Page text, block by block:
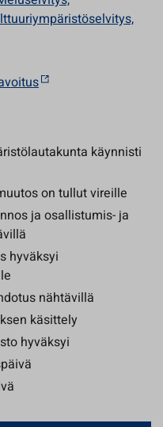
käynnisti
on tullut vireille
ja osallistumis- ja
hyväksyi
nähtävillä
käsittely
hyväksyi